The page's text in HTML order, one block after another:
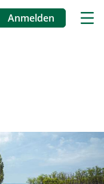
Anmelden